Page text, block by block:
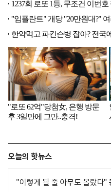
오늘의 핫뉴스
"이렇게 될 줄 아무도 몰랐다"